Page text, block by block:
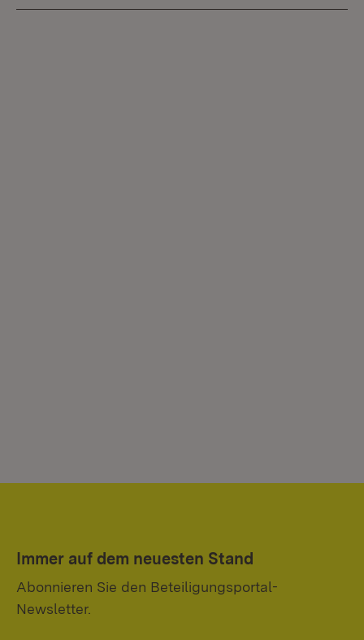
Immer auf dem neuesten Stand
Abonnieren Sie den Beteiligungsportal-
Newsletter.